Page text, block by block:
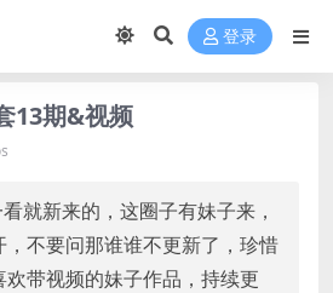
登录
13期&视频
就新来的，这圈子有妹子来，
，不要问那谁谁不更新了，珍惜
欢带视频的妹子作品，持续更